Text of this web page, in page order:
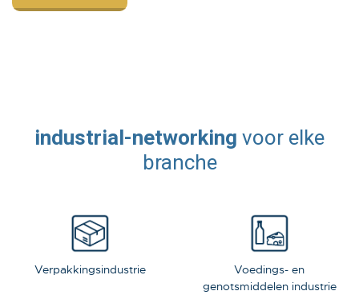
industrial-networking voor elke
branche
Verpakkingsindustrie
Voedings- en
genotsmiddelen industrie